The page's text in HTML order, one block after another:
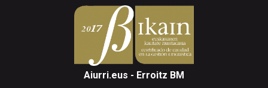
Aiurri.eus - Erroitz BM